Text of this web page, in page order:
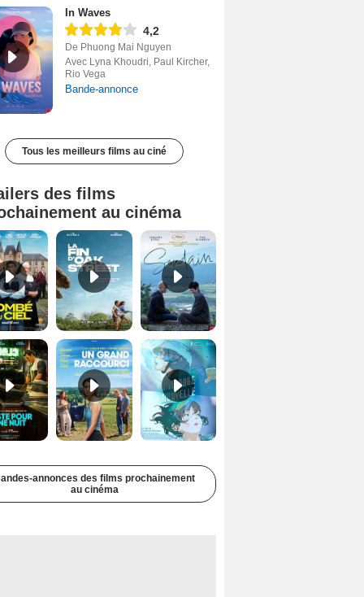
In Waves
4,2
De Phuong Mai Nguyen
Avec Lyna Khoudri, Paul Kircher,
Rio Vega
Bande-annonce
Tous les meilleurs films au ciné
des films
au cinéma
Tombé du ciel Bande-annonce VF La fin d’Oak Street Bande-annonce VO STFR
Juste pour une nuit Bande-annonce VO STFR Un grand raccourci Bande-annonce VF Une aube nouvelle Bande-annonce VO STFR
annonces des films prochainement
au cinéma